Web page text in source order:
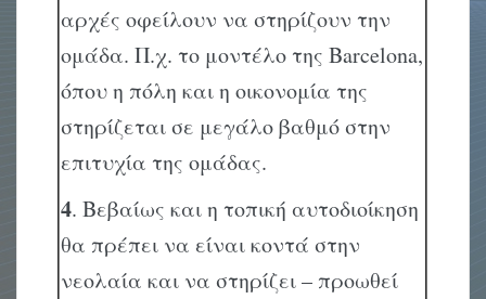
αρχές οφείλουν να στηρίζουν την
ομάδα. Π.χ. το μοντέλο της Barcelona,
όπου η πόλη και η οικονομία της
στηρίζεται σε μεγάλο βαθμό στην
επιτυχία της ομάδας.
4. Βεβαίως και η τοπική αυτοδιοίκηση
θα πρέπει να είναι κοντά στην
νεολαία και να στηρίζει – προωθεί